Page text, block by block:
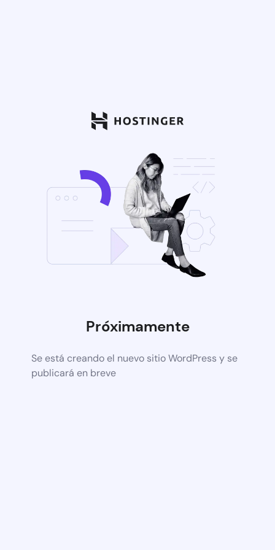
Próximamente
Se está creando el nuevo sitio WordPress y se
publicará en breve